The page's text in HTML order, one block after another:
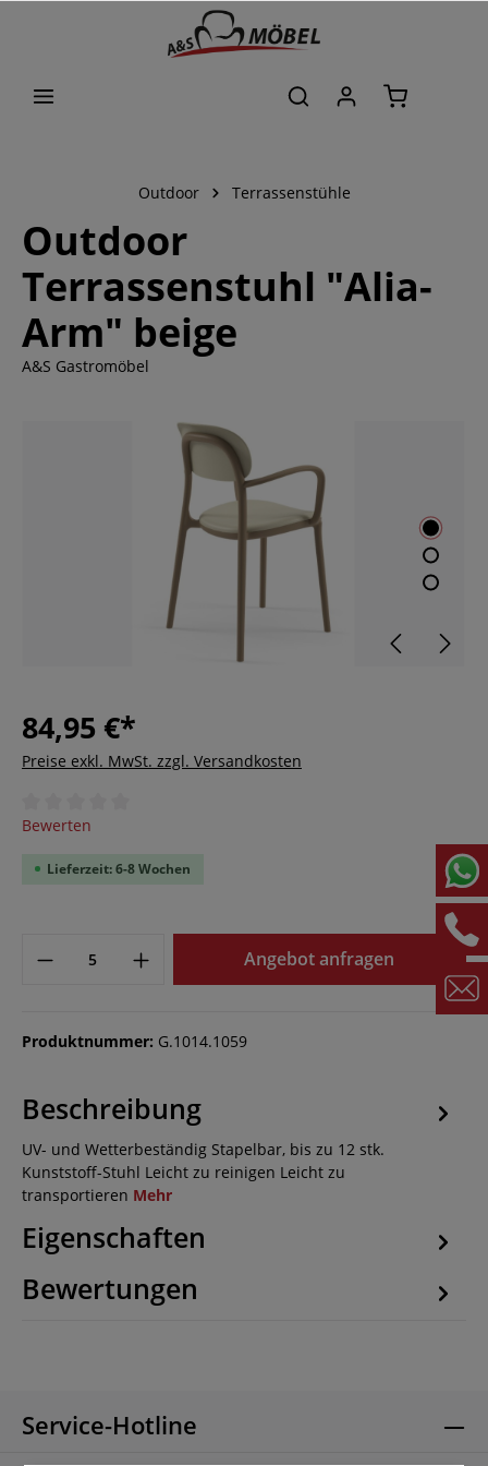
Outdoor Terrassenstühle
Outdoor
Terrassenstuhl "Alia-
Arm" beige
A&S Gastromöbel
84,95 €*
Preise exkl. MwSt. zzgl. Versandkosten
Durchschnittliche Bewertung von 0 von 5 Sternen
Bewerten
Lieferzeit: 6-8 Wochen
Angebot anfragen
Produktnummer: G.1014.1059
Beschreibung
UV- und Wetterbeständig Stapelbar, bis zu 12 stk.
Kunststoff-Stuhl Leicht zu reinigen Leicht zu
transportieren Mehr
Eigenschaften
Bewertungen
Service-Hotline